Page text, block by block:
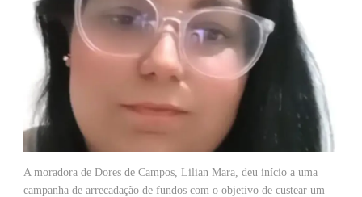
A moradora de Dores de Campos, Lilian Mara, deu início a uma
campanha de arrecadação de fundos com o objetivo de custear um